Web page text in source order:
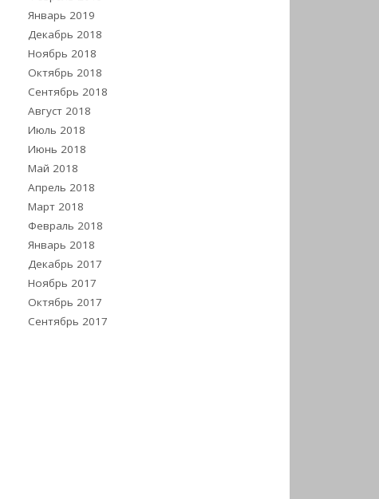
Январь 2019
Декабрь 2018
Ноябрь 2018
Октябрь 2018
Сентябрь 2018
Август 2018
Июль 2018
Июнь 2018
Май 2018
Апрель 2018
Март 2018
Февраль 2018
Январь 2018
Декабрь 2017
Ноябрь 2017
Октябрь 2017
Сентябрь 2017